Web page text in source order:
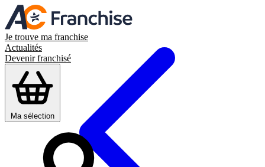
Je trouve ma franchise
Actualités
Devenir franchisé
Ma sélection